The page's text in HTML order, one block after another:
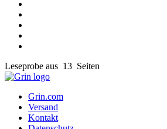
Leseprobe aus 13 Seiten
Grin.com
Versand
Kontakt